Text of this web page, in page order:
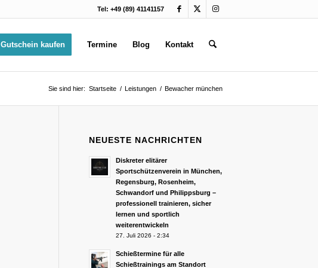
Tel: +49 (89) 41141157
Gutschein kaufen Termine Blog Kontakt
Sie sind hier: Startseite / Leistungen / Bewacher münchen
NEUESTE NACHRICHTEN
Diskreter elitärer
Sportschützenverein in München,
Regensburg, Rosenheim,
Schwandorf und Philippsburg –
professionell trainieren, sicher
lernen und sportlich
weiterentwickeln
27. Juli 2026 - 2:34
Schießtermine für alle
Schießtrainings am Standort